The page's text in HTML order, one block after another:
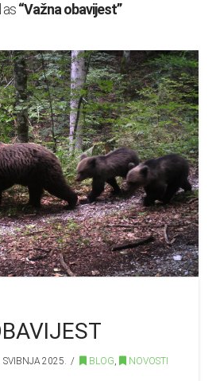
as“Važna obavijest”
2025. BLOG, NOVOSTI